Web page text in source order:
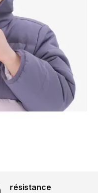
résistance